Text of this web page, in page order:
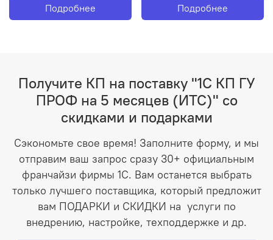
Подробнее
Подробнее
Получите КП на поставку "1С КП ГУ
ПРОФ на 5 месяцев (ИТС)" со
скидками и подарками
Сэкономьте свое время! Заполните форму, и мы
отправим ваш запрос сразу 30+ официальным
франчайзи фирмы 1С. Вам останется выбрать
только лучшего поставщика, который предложит
вам ПОДАРКИ и СКИДКИ на услуги по
внедрению, настройке, техподдержке и др.